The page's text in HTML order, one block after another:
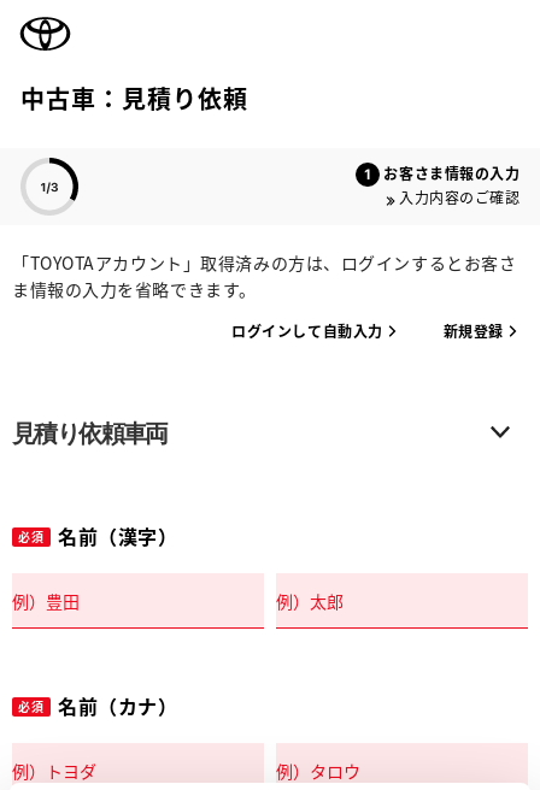
中古車：見積り依頼
お客さま情報の入力
入力内容のご確認
「TOYOTAアカウント」取得済みの方は、ログインするとお客さ
ま情報の入力を省略できます。
ログインして自動入力 新規登録
見積り依頼車両
必須 名前（漢字）
必須 名前（カナ）